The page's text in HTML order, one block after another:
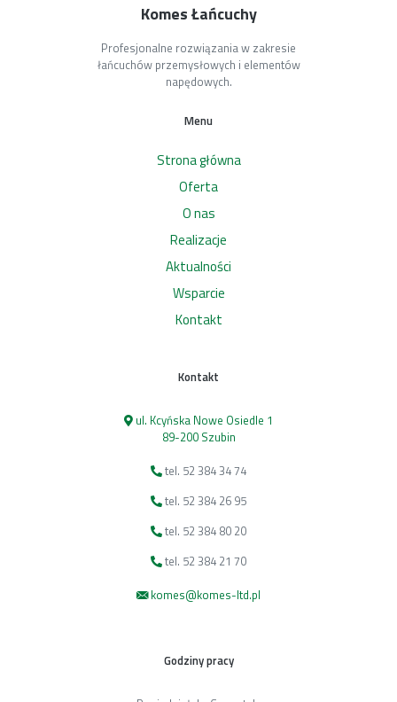
Komes Łańcuchy
Profesjonalne rozwiązania w zakresie
łańcuchów przemysłowych i elementów
napędowych.
Menu
Strona główna
Oferta
O nas
Realizacje
Aktualności
Wsparcie
Kontakt
Kontakt
ul. Kcyńska Nowe Osiedle 1
89-200 Szubin
tel. 52 384 34 74
tel. 52 384 26 95
tel. 52 384 80 20
tel. 52 384 21 70
komes@komes-ltd.pl
Godziny pracy